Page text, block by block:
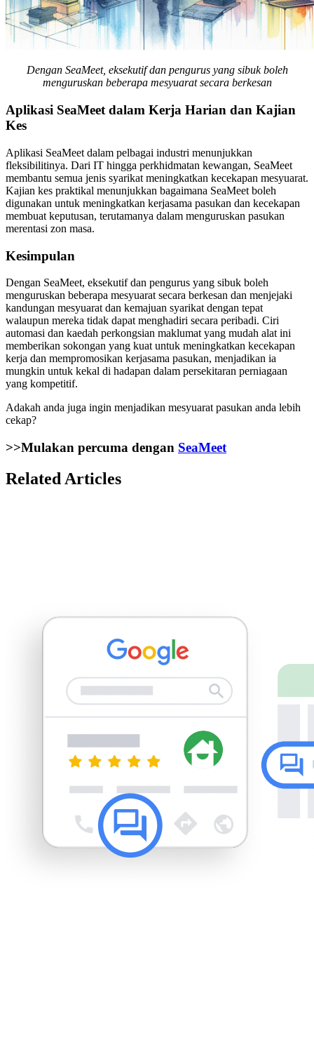
Dengan SeaMeet, eksekutif dan pengurus yang sibuk boleh
menguruskan beberapa mesyuarat secara berkesan
Aplikasi SeaMeet dalam Kerja Harian dan Kajian
Kes
Aplikasi SeaMeet dalam pelbagai industri menunjukkan
fleksibilitinya. Dari IT hingga perkhidmatan kewangan, SeaMeet
membantu semua jenis syarikat meningkatkan kecekapan mesyuarat.
Kajian kes praktikal menunjukkan bagaimana SeaMeet boleh
digunakan untuk meningkatkan kerjasama pasukan dan kecekapan
membuat keputusan, terutamanya dalam menguruskan pasukan
merentasi zon masa.
Kesimpulan
Dengan SeaMeet, eksekutif dan pengurus yang sibuk boleh
menguruskan beberapa mesyuarat secara berkesan dan menjejaki
kandungan mesyuarat dan kemajuan syarikat dengan tepat
walaupun mereka tidak dapat menghadiri secara peribadi. Ciri
automasi dan kaedah perkongsian maklumat yang mudah alat ini
memberikan sokongan yang kuat untuk meningkatkan kecekapan
kerja dan mempromosikan kerjasama pasukan, menjadikan ia
mungkin untuk kekal di hadapan dalam persekitaran perniagaan
yang kompetitif.
Adakah anda juga ingin menjadikan mesyuarat pasukan anda lebih
cekap?
>>Mulakan percuma dengan SeaMeet
Related Articles